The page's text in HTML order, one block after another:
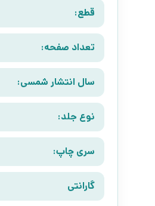
قطع:
تعداد صفحه:
سال انتشار شمسی:
نوع جلد:
سری چاپ:
گارانتی